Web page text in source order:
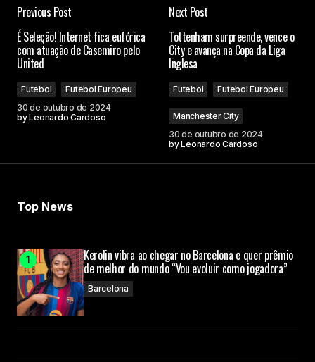
Campos obrigatórios são marcados com *
Your Name
Your E-mail
Submit Comment
Previous Post
É Seleção! Internet fica eufórica
com atuação de Casemiro pelo
United
Futebol
Futebol Europeu
30 de outubro de 2024
byLeonardo Cardoso
Next Post
Tottenham surpreende, vence o
City e avança na Copa da Liga
Inglesa
Futebol Futebol Europeu
Manchester City
30 de outubro de 2024
byLeonardo Cardoso
Top News
Kerolin vibra ao chegar no Barcelona e quer prêmio
de melhor do mundo “Vou evoluir como jogadora”
Barcelona